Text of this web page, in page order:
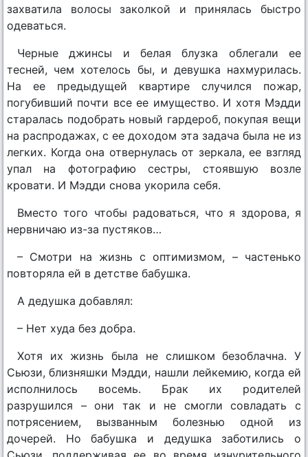
захватила волосы заколкой и принялась быстро
одеваться.
Черные джинсы и белая блузка облегали ее
тесней, чем хотелось бы, и девушка нахмурилась.
На ее предыдущей квартире случился пожар,
погубивший почти все ее имущество. И хотя Мэдди
старалась подобрать новый гардероб, покупая вещи
на распродажах, с ее доходом эта задача была не из
легких. Когда она отвернулась от зеркала, ее взгляд
упал на фотографию сестры, стоявшую возле
кровати. И Мэдди снова укорила себя.
Вместо того чтобы радоваться, что я здорова, я
нервничаю из-за пустяков…
– Смотри на жизнь с оптимизмом, – частенько
повторяла ей в детстве бабушка.
А дедушка добавлял:
– Нет худа без добра.
Хотя их жизнь была не слишком безоблачна. У
Сьюзи, близняшки Мэдди, нашли лейкемию, когда ей
исполнилось восемь. Брак их родителей
разрушился – они так и не смогли совладать с
потрясением, вызванным болезнью одной из
дочерей. Но бабушка и дедушка заботились о